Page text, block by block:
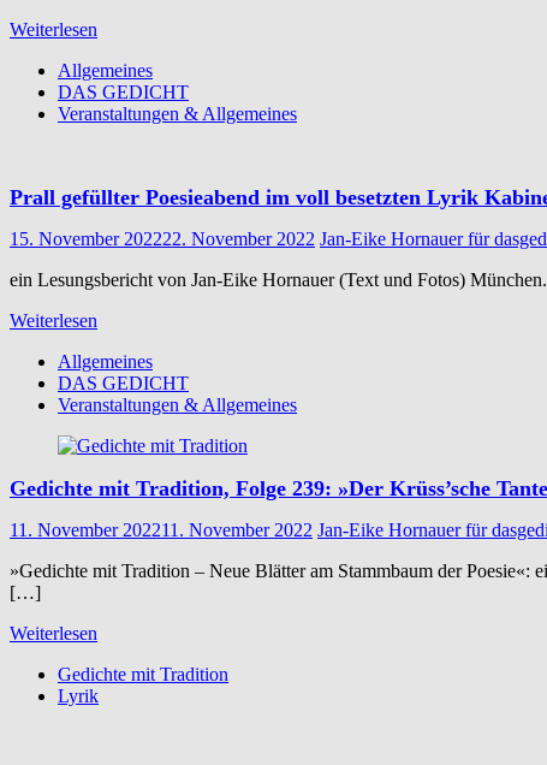
Weiterlesen
Allgemeines
DAS GEDICHT
Veranstaltungen & Allgemeines
Prall gefüllter Poesieabend im voll besetzten Lyrik
15. November 202222. November 2022 Jan-Eike Hornauer für
ein Lesungsbericht von Jan-Eike Hornauer (Text und Fotos)
Weiterlesen
Allgemeines
DAS GEDICHT
Veranstaltungen & Allgemeines
Gedichte mit Tradition, Folge 239: »Der Krüss’sche
11. November 202211. November 2022 Jan-Eike Hornauer für
»Gedichte mit Tradition – Neue Blätter am Stammbaum der
[…]
Weiterlesen
Gedichte mit Tradition
Lyrik